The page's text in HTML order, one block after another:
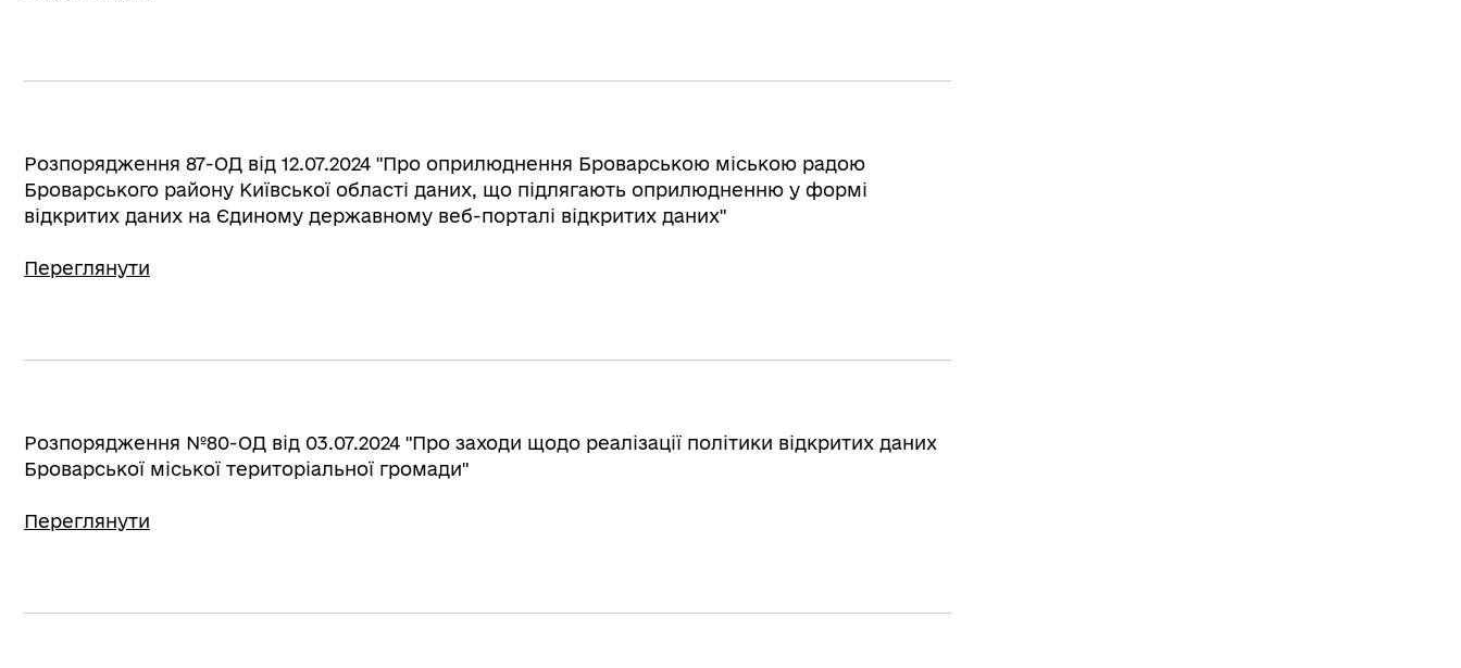
Розпорядження 87-ОД від 12.07.2024 "Про оприлюднення Броварською міською радою
Броварського району Київської області даних, що підлягають оприлюдненню у формі
відкритих даних на Єдиному державному веб-порталі відкритих даних"
Переглянути
Розпорядження №80-ОД від 03.07.2024 "Про заходи щодо реалізації політики відкритих даних
Броварської міської територіальної громади"
Переглянути